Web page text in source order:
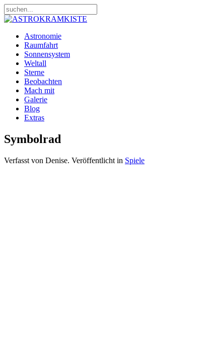
Astronomie
Raumfahrt
Sonnensystem
Weltall
Sterne
Beobachten
Mach mit
Galerie
Blog
Extras
Symbolrad
Verfasst von Denise. Veröffentlicht in Spiele